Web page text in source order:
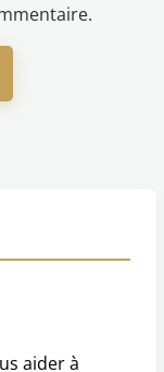
aider à